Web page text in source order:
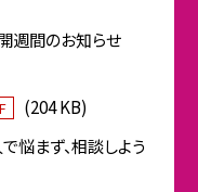
週間のお知らせ
(204 KB)
悩まず、相談しよう